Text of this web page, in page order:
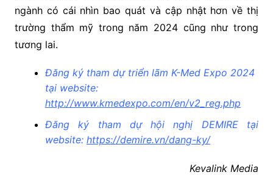
ngành có cái nhìn bao quát và cập nhật hơn về thị
trường thẩm mỹ trong năm 2024 cũng như trong
tương lai.
Đăng ký tham dự triển lãm K-Med Expo 2024
tại website:
http://www.kmedexpo.com/en/v2_reg.php
Đăng ký tham dự hội nghị DEMIRE tại
website: https://demire.vn/dang-ky/
Kevalink Media